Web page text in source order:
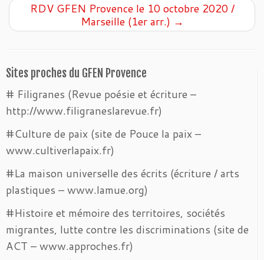
RDV GFEN Provence le 10 octobre 2020 /
Marseille (1er arr.) →
Sites proches du GFEN Provence
# Filigranes (Revue poésie et écriture –
http://www.filigraneslarevue.fr)
#Culture de paix (site de Pouce la paix –
www.cultiverlapaix.fr)
#La maison universelle des écrits (écriture / arts
plastiques – www.lamue.org)
#Histoire et mémoire des territoires, sociétés
migrantes, lutte contre les discriminations (site de
ACT – www.approches.fr)